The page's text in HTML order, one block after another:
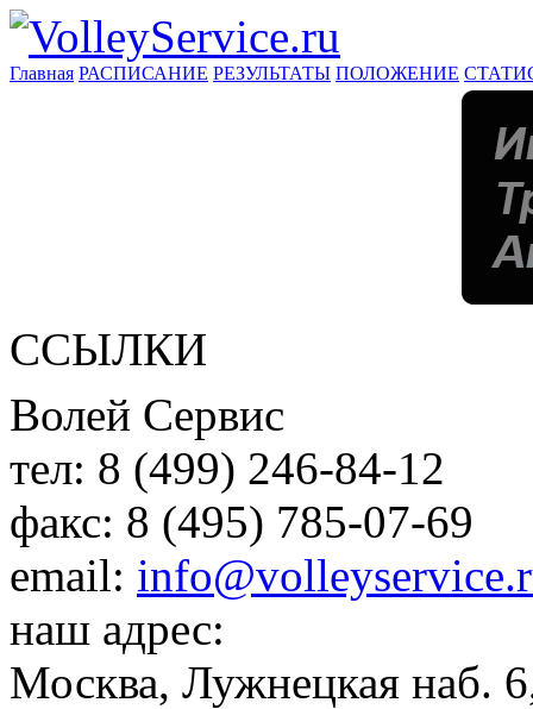
Главная РАСПИСАНИЕ РЕЗУЛЬТАТЫ ПОЛОЖЕНИЕ
ССЫЛКИ
Волей Сервис
тел: 8 (499) 246-84-12
факс: 8 (495) 785-07-69
email:
наш адрес:
Москва, Лужнецкая наб.